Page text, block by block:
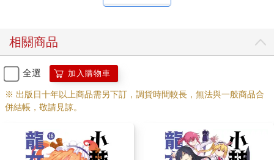
相關商品
全選 加入購物車
※ 出版日十年以上商品需另下訂，調貨時間較長，無法與一般商品合
併結帳，敬請見諒。